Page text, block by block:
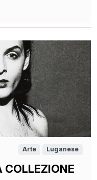
Arte Luganese
COLLEZIONE